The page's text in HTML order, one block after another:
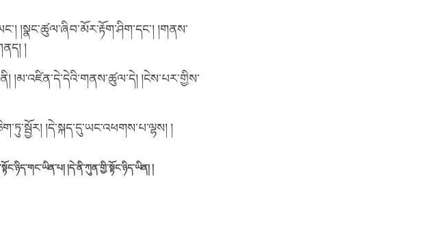
།སྣང་ཚུལ་ཞིབ་མོར་རྟོག་ཤིག་དང་། །གནས་
།
།མ་འཛིན་དེ་དེའི་གནས་ཚུལ་དེ། །ངེས་པར་གྱིས་
།དེ་སྐད་དུ་ཡང་འཕགས་པ་ལྷས། །
།དེ་ནི་ཀུན་གྱི་སྟོང་ཉིད་ཡིན། །